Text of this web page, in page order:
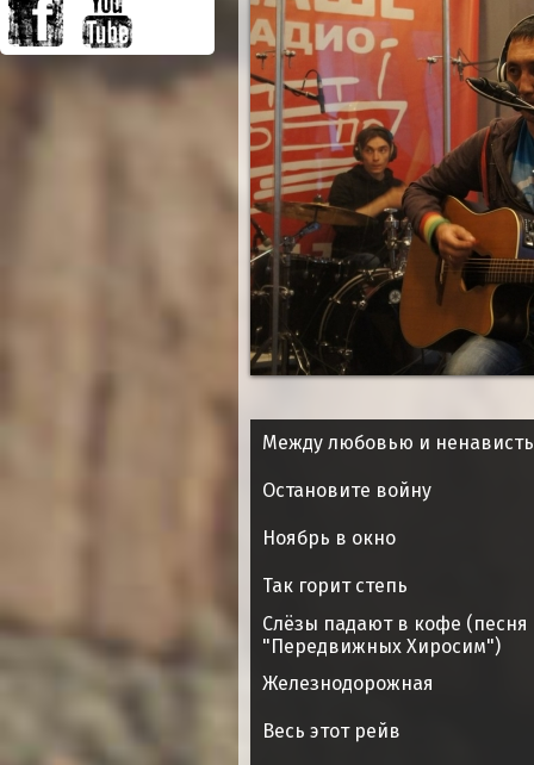
Между любовью и
Остановите войну
Ноябрь в окно
Так горит степь
Слёзы падают в кофе (песня
"Передвижных Хиросим")
Железнодорожная
Весь этот рейв